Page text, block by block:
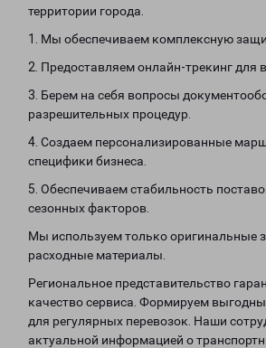
территории города.
1. Мы обеспечиваем комплексную
2. Предоставляем онлайн-трекинг для
3. Берем на себя вопросы
разрешительных процедур.
4. Создаем персонализированные
специфики бизнеса.
5. Обеспечиваем стабильность
сезонных факторов.
Мы используем только оригинальные
расходные материалы.
Региональное представительство
качество сервиса. Формируем
для регулярных перевозок. Наши
актуальной информацией о